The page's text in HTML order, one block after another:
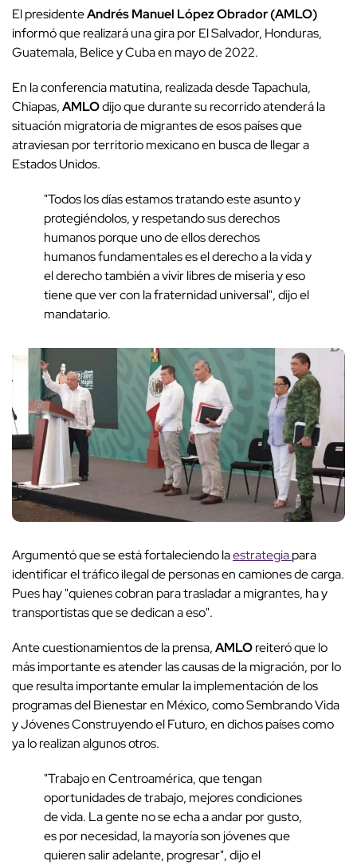
El presidenteAndrés Manuel López Obrador (AMLO)
informó que realizará una gira porEl Salvador, Honduras,
Guatemala, Belice y Cuba en mayo de 2022.
En la conferencia matutina, realizada desde Tapachula,
Chiapas,AMLOdijo que durante su recorrido atenderá la
situación migratoria de migrantes de esos países que
atraviesan por territorio mexicano en busca de llegar a
Estados Unidos.
"Todos los días estamos tratando este asunto y
protegiéndolos, y respetando sus derechos
humanos porque uno de ellos derechos
humanos fundamentales es el derecho a la vida y
el derecho también a vivir libres de miseria y eso
tiene que ver con la fraternidad universal", dijo el
mandatario.
Argumentó que se está fortaleciendo laestrategiapara
identificar el tráfico ilegal de personas en camiones de carga.
Pues hay "quienes cobran para trasladar a migrantes, ha y
transportistas que se dedican a eso".
Ante cuestionamientos de la prensa,AMLOreiteró que lo
más importante esatender las causas de la migración, por lo
que resulta importante emular la implementación de los
programas del Bienestar en México, como Sembrando Vida
y Jóvenes Construyendoel Futuro, en dichos países como
ya lo realizan algunos otros.
"Trabajo en Centroamérica, que tengan
oportunidades de trabajo, mejores condiciones
de vida. La gente no se echa a andar por gusto,
es por necesidad, la mayoría son jóvenes que
quieren salir adelante, progresar", dijo el